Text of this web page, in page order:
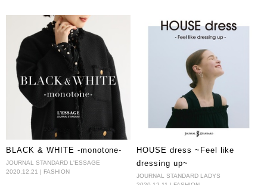
BLACK & WHITE -monotone-
JOURNAL STANDARD L'ESSAGE
2020.12.21 | FASHION
HOUSE dress ~Feel like
dressing up~
JOURNAL STANDARD LADYS